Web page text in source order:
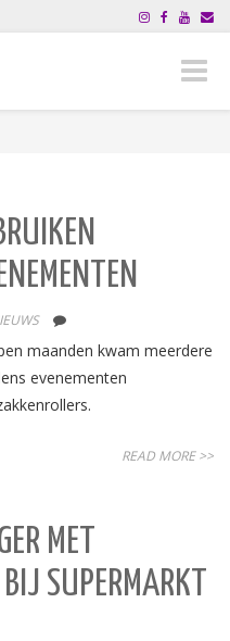
Toggle
maanden kwam meerdere
evenementen
READ MORE >>
MET
SUPERMARKT